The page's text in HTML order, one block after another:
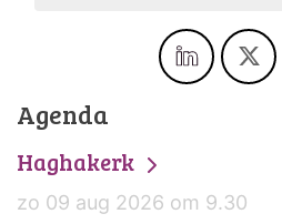
Agenda
Haghakerk
zo 09 aug 2026 om 9.30